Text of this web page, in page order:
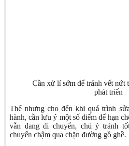
Cần xử lí sớm để tránh vết nứt
phát triển
Thế nhưng cho đến khi quá trình
hành, cần lưu ý một số điểm để hạn
vẫn đang di chuyển, chú ý tránh
chuyển chậm qua chặn đường gồ ghề.